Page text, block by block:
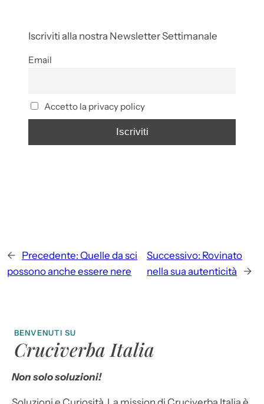
Iscriviti alla nostra Newsletter Settimanale
Email
Accetto la privacy policy
← Precedente: Quelle da sci
possono anche essere nere
Successivo: Rovinato
nella sua autenticità
→
BENVENUTI SU
Cruciverba Italia
Non solo soluzioni!